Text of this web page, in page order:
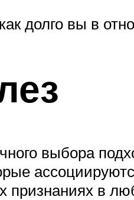
долго вы в
выбора
признаниях в